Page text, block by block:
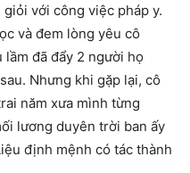
với công việc pháp y.
và đem lòng yêu cô
đã đẩy 2 người họ
Nhưng khi gặp lại, cô
năm xưa mình từng
lương duyên trời ban ấy
định mệnh có tác thành